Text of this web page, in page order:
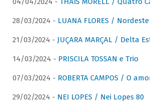
28/03/2024 - LUANA FLORES /
21/03/2024 - JUÇARA MARÇAL / Delta
14/03/2024 - PRISCILA TOSSAN e Trio
07/03/2024 - ROBERTA CAMPOS / O
29/02/2024 - NEI LOPES / Nei Lopes 80